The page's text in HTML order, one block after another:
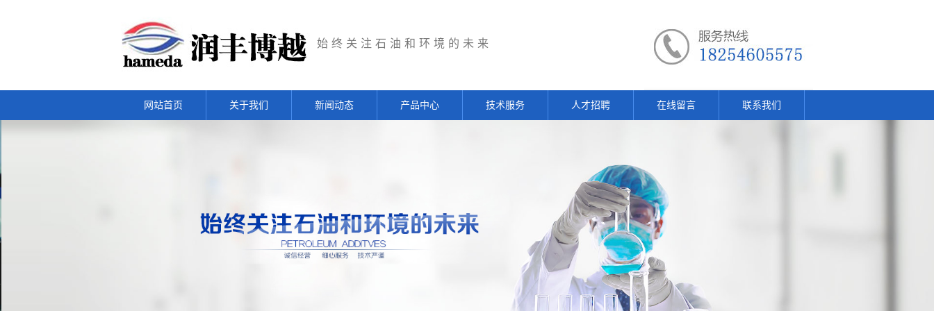
始终关注石油和环境的未来
网站首页 关于我们 新闻动态 产品中心 技术服务 人才招聘 在线留言 联系我们